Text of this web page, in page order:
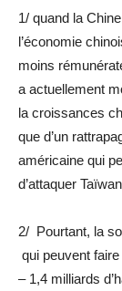
1/ quand la
l’économie
moins
a actuellement
la croissances
que d’un
américaine qui
d’attaquer
2/ Pourtant, la
qui peuvent
– 1,4 milliards